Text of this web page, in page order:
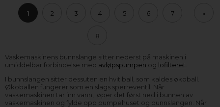
1 2 3 4 5 6 7
8
»
Vaskemaskinens bunnslange sitter nederst på maskinen i
umiddelbar forbindelse med avløpspumpen og lofilteret
I bunnslangen sitter dessuten en hvit ball, som kaldes økoball.
Økoballen fungerer som en slags sperreventil. Når
vaskemaskinen tar inn vann, løper det først ned i bunnen av
vaskemaskinen og fylde opp pumpehuset og bunnslangen. Når